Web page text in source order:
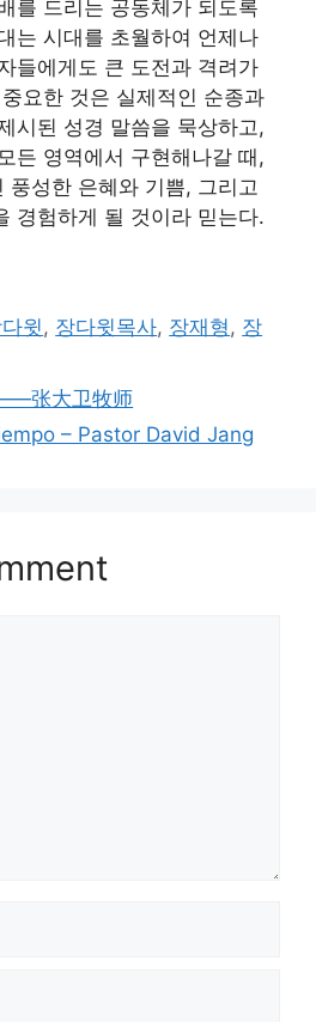
를 드리는 공동체가 되도록
는 시대를 초월하여 언제나
들에게도 큰 도전과 격려가
요한 것은 실제적인 순종과
시된 성경 말씀을 묵상하고,
든 영역에서 구현해나갈 때,
풍성한 은혜와 기쁨, 그리고
경험하게 될 것이라 믿는다.
윗 , 장다윗목사, 장재형 , 장
张大卫牧师
– Pastor David Jang